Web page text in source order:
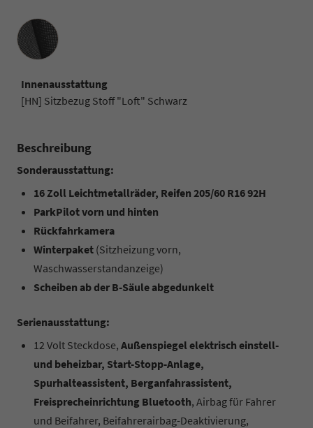
Innenausstattung
Innenausstattung
[HN] Sitzbezug Stoff "Loft" Schwarz
Beschreibung
Sonderausstattung:
16 Zoll Leichtmetallräder, Reifen 205/60 R16 92H
ParkPilot vorn und hinten
Rückfahrkamera
Winterpaket (Sitzheizung vorn,
Waschwasserstandanzeige)
Scheiben ab der B-Säule abgedunkelt
Serienausstattung:
12 Volt Steckdose, Außenspiegel elektrisch einstell-
und beheizbar, Start-Stopp-Anlage,
Spurhalteassistent, Berganfahrassistent,
Freisprecheinrichtung Bluetooth, Airbag für Fahrer
und Beifahrer, Beifahrerairbag-Deaktivierung,